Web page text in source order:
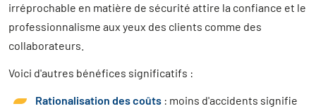
irréprochable en matière de sécurité attire la confiance et le
professionnalisme aux yeux des clients comme des
collaborateurs.
Voici d'autres bénéfices significatifs :
Rationalisation des coûts : moins d'accidents signifie